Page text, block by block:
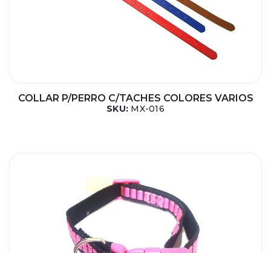
COLLAR P/PERRO C/TACHES COLORES VARIOS
SKU: MX-016